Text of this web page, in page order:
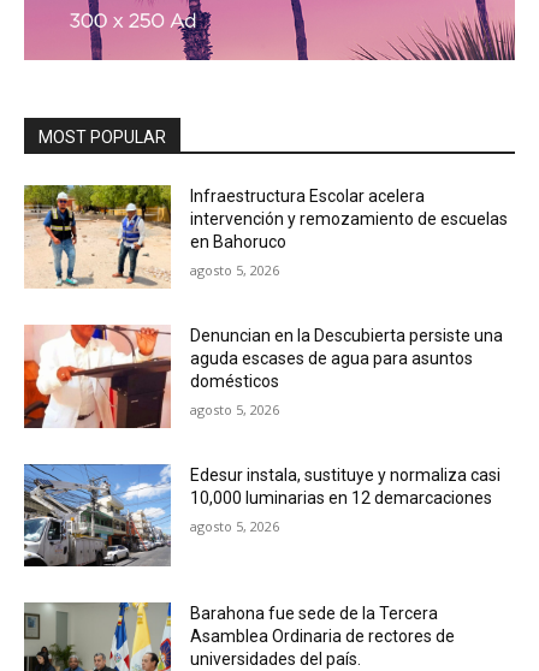
MOST POPULAR
Infraestructura Escolar acelera
intervención y remozamiento de escuelas
en Bahoruco
agosto 5, 2026
Denuncian en la Descubierta persiste una
aguda escases de agua para asuntos
domésticos
agosto 5, 2026
Edesur instala, sustituye y normaliza casi
10,000 luminarias en 12 demarcaciones
agosto 5, 2026
Barahona fue sede de la Tercera
Asamblea Ordinaria de rectores de
universidades del país.